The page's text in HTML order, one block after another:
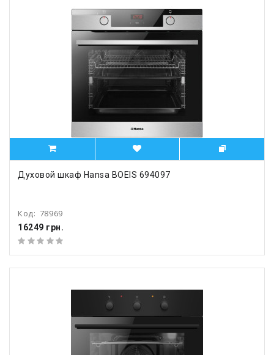
Духовой шкаф Hansa BOEIS 694097
Код: 78969
16249 грн.